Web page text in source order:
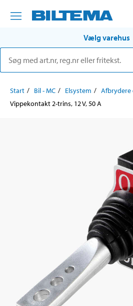
Vælg varehus
Start Bil - MC Elsystem
Vippekontakt 2-trins, 12 V, 50 A